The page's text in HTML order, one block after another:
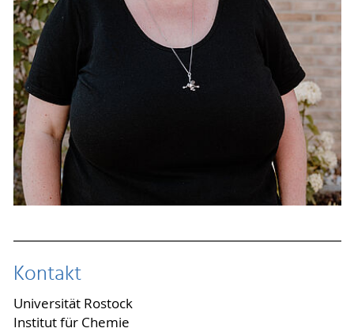
Kontakt
Universität Rostock
Institut für Chemie